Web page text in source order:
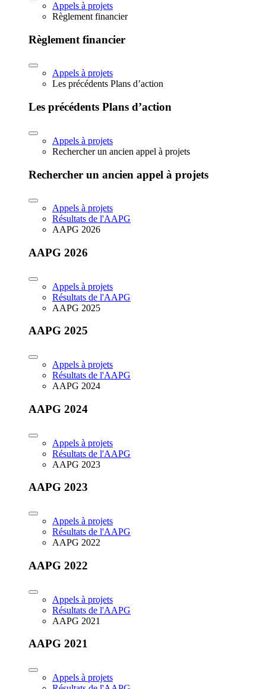
Appels à projets
Règlement financier
Règlement financier
Appels à projets
Les précédents Plans d’action
Les précédents Plans d’action
Appels à projets
Rechercher un ancien appel à projets
Rechercher un ancien appel à projets
Appels à projets
Résultats de l'AAPG
AAPG 2026
AAPG 2026
Appels à projets
Résultats de l'AAPG
AAPG 2025
AAPG 2025
Appels à projets
Résultats de l'AAPG
AAPG 2024
AAPG 2024
Appels à projets
Résultats de l'AAPG
AAPG 2023
AAPG 2023
Appels à projets
Résultats de l'AAPG
AAPG 2022
AAPG 2022
Appels à projets
Résultats de l'AAPG
AAPG 2021
AAPG 2021
Appels à projets